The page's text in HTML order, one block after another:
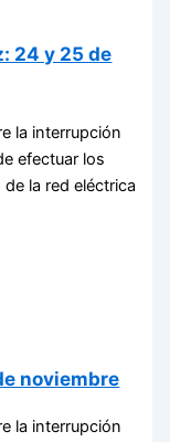
24 y 25 de
la interrupción
efectuar los
la red eléctrica
noviembre
la interrupción